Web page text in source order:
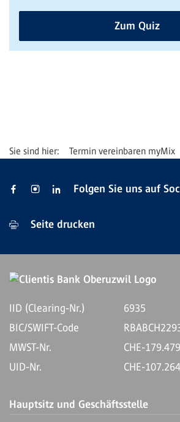
Zum Quiz
Termin vereinbaren myMix
Folgen Sie uns auf
Seite drucken
IID (Clearing-Nr.)
6935
BIC/SWIFT-Code
MWST-Nr.
CHE-
UID-Nr.
CHE-
Hauptsitz und Geschäftsstelle